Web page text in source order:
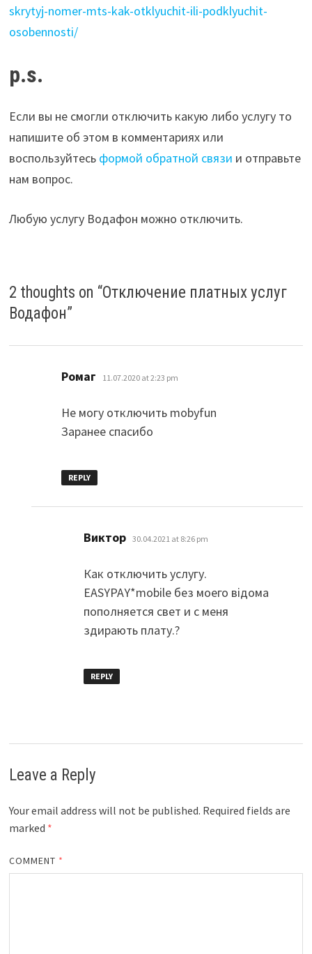
skrytyj-nomer-mts-kak-otklyuchit-ili-podklyuchit-
osobennosti/
p.s.
Если вы не смогли отключить какую либо услугу то
напишите об этом в комментариях или
воспользуйтесь формой обратной связи и отправьте
нам вопрос.
Любую услугу Водафон можно отключить.
2 thoughts on “Отключение платных услуг
Водафон”
Ромаг says:
11.07.2020 at 2:23 pm
Не могу отключить mobyfun
Заранее спасибо
REPLY
Виктор says:
30.04.2021 at 8:26 pm
Как отключить услугу.
EASYPAY*mobile без моего відома
пополняется свет и с меня
здирають плату.?
REPLY
Leave a Reply
Your email address will not be published. Required fields are
marked *
COMMENT *